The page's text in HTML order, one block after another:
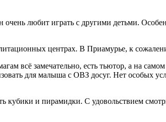
любит играть с другими детьми.
центрах. В Приамурье, к
всё замечательно, есть тьютор, а на
для малыша с ОВЗ досуг. Нет особых
кубики и пирамидки. С удовольствием